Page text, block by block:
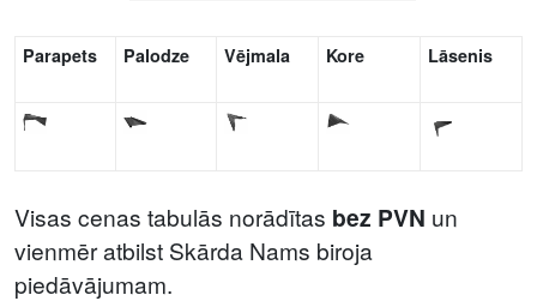
Parapets Palodze Vējmala Kore Lāsenis
Visas cenas tabulās norādītas bez PVN un
vienmēr atbilst Skārda Nams biroja
piedāvājumam.